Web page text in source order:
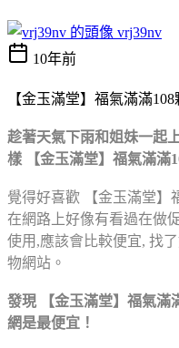
vrj39nv
10年前
【金玉滿堂】福氣滿滿
趁著天氣下雨和姐妹一起
樣 【金玉滿堂】福氣滿滿
覺得好喜歡 【金玉滿堂】
在網路上好像有看過在做
使用,應該會比較便宜, 找
物網站。
發現 【金玉滿堂】福氣滿
網是最便宜！